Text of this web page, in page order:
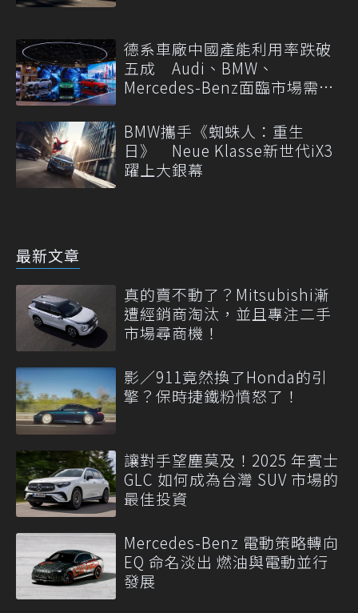
德系車廠中國產能利用率跌破
五成 Audi、BMW、
Mercedes-Benz面臨市場需求
BMW攜手《蜘蛛人：重生
日》 Neue Klasse新世代iX3
躍上大銀幕
最新文章
真的賣不動了？Mitsubishi漸
遭經銷商淘汰，並且專注二手
市場尋商機！
影／911竟然換了Honda的引
擎？保時捷鐵粉憤怒了！
讓對手望塵莫及！2025 年賓士
GLC 如何成為台灣 SUV 市場的
最佳投資
Mercedes-Benz 電動策略轉向
EQ 命名淡出 燃油與電動並行
發展